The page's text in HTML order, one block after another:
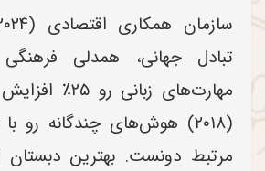
مهارت‌های زبانی
(۲۰۱۸) هوش‌های چندگانه رو
مرتبط دونست. بهترین دبستان